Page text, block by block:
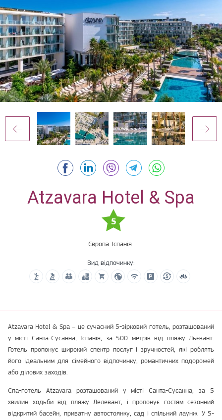
Atzavara Hotel & Spa
5
Європа Іспанія
Вид відпочинку:
Atzavara Hotel & Spa – це сучасний 5-зірковий готель, розташований
у місті Санта-Сусанна, Іспанія, за 500 метрів від пляжу Льєвант.
Готель пропонує широкий спектр послуг і зручностей, які роблять
його ідеальним для сімейного відпочинку, романтичних подорожей
або ділових заходів.
Спа-готель Atzavara розташований у місті Санта-Сусанна, за 5
хвилин ходьби від пляжу Лелевант, і пропонує гостям сезонний
відкритий басейн, приватну автостоянку, сад і спільний лаунж. У 5-